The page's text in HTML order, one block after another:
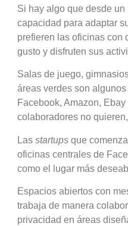
Si hay algo que desde
capacidad para adaptar
prefieren las oficinas con
gusto y disfruten sus
Salas de juego,
áreas verdes son
Facebook, Amazon,
colaboradores no
Las startups que
oficinas centrales de
como el lugar más
Espacios abiertos con
trabaja de manera
privacidad en áreas